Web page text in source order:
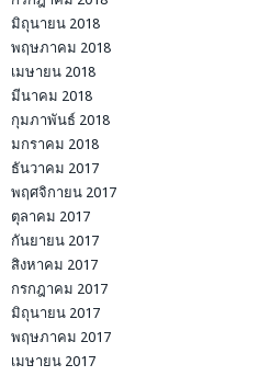
มิถุนายน 2018
พฤษภาคม 2018
เมษายน 2018
มีนาคม 2018
กุมภาพันธ์ 2018
มกราคม 2018
ธันวาคม 2017
พฤศจิกายน 2017
ตุลาคม 2017
กันยายน 2017
สิงหาคม 2017
กรกฎาคม 2017
มิถุนายน 2017
พฤษภาคม 2017
เมษายน 2017